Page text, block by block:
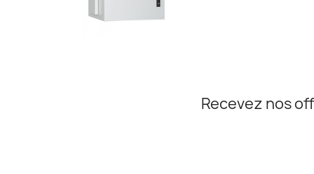
Recevez nos